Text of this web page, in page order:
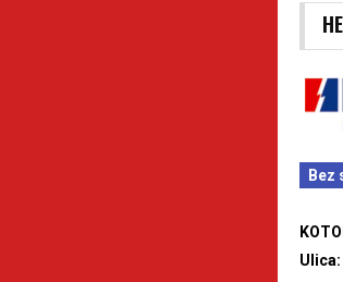
Bez
Ulica: